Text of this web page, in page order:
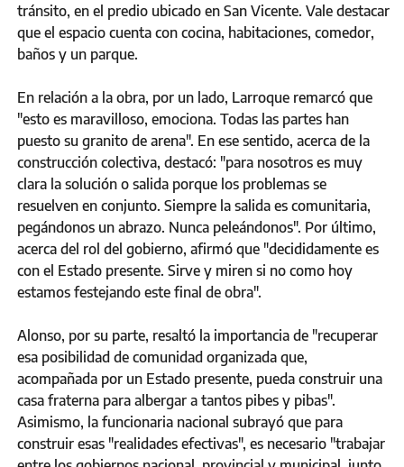
tránsito, en el predio ubicado en San Vicente. Vale destacar
que el espacio cuenta con cocina, habitaciones, comedor,
baños y un parque.
En relación a la obra, por un lado, Larroque remarcó que
"esto es maravilloso, emociona. Todas las partes han
puesto su granito de arena". En ese sentido, acerca de la
construcción colectiva, destacó: "para nosotros es muy
clara la solución o salida porque los problemas se
resuelven en conjunto. Siempre la salida es comunitaria,
pegándonos un abrazo. Nunca peleándonos". Por último,
acerca del rol del gobierno, afirmó que "decididamente es
con el Estado presente. Sirve y miren si no como hoy
estamos festejando este final de obra".
Alonso, por su parte, resaltó la importancia de "recuperar
esa posibilidad de comunidad organizada que,
acompañada por un Estado presente, pueda construir una
casa fraterna para albergar a tantos pibes y pibas".
Asimismo, la funcionaria nacional subrayó que para
construir esas "realidades efectivas", es necesario "trabajar